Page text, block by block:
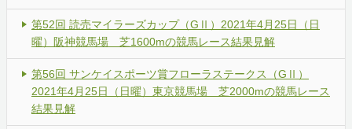
第52回 読売マイラーズカップ（GⅡ）2021年4月25日（日
曜）阪神競馬場 芝1600mの競馬レース結果見解
第56回 サンケイスポーツ賞フローラステークス（GⅡ）
2021年4月25日（日曜）東京競馬場 芝2000mの競馬レース
結果見解